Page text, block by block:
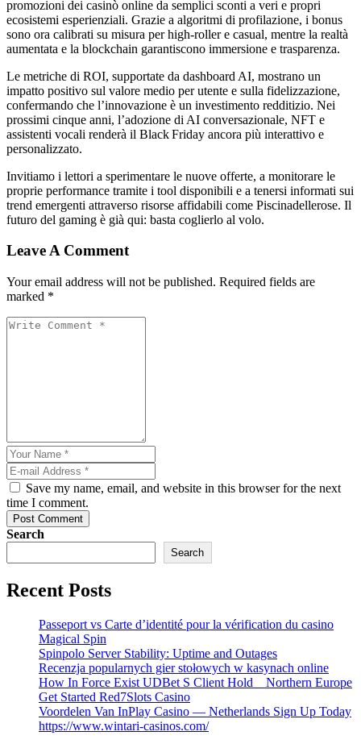
promozioni dei casinò online da semplici sconti a veri e propri
ecosistemi esperienziali. Grazie a algoritmi di profilazione, i bonus
sono ora calibrati su misura per high‑roller e casual, mentre la realtà
aumentata e la blockchain garantiscono immersione e trasparenza.
Le metriche di ROI, supportate da dashboard AI, mostrano un
impatto positivo sul valore medio per utente e sulla fidelizzazione,
confermando che l’innovazione è un investimento redditizio. Nei
prossimi cinque anni, l’adozione di AI conversazionale, NFT e
assistenti vocali renderà il Black Friday ancora più interattivo e
personalizzato.
Invitiamo i lettori a sperimentare le nuove offerte, a monitorare le
proprie performance tramite i tool disponibili e a tenersi informati sui
trend emergenti attraverso risorse affidabili come Piscinadellerose. Il
futuro del gaming è già qui: basta coglierlo al volo.
Leave A Comment
Your email address will not be published. Required fields are
marked *
Save my name, email, and website in this browser for the next
time I comment.
Post Comment
Search
Search
Recent Posts
Passeport vs Carte d’identité pour la vérification du casino
Magical Spin
Spinpolo Server Stability: Uptime and Outages
Recenzja popularnych gier stołowych w kasynach online
How In Force Exist UDBet S Client Hold _ Northern Europe
Get Started Red7Slots Casino
Voordelen Van InPlay Casino — Netherlands Sign Up Today
https://www.wintari-casinos.com/